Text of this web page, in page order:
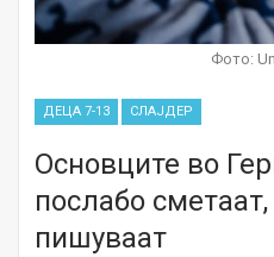
Фото:
ДЕЦА 7-13 СЛАЈДЕР
Основците во
послабо сметаат,
пишуваат